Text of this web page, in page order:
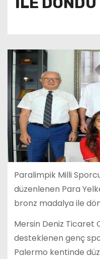
Paralimpik Milli
düzenlenen Para
bronz madalya ile
Mersin Deniz Ticaret
desteklenen genç
Palermo kentinde